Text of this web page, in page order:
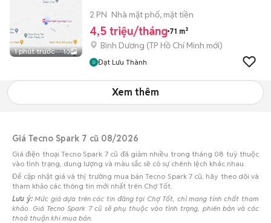
1 phút trước 10
2 PN Nhà mặt phố, mặt tiền
4,5 triệu/tháng 71 m²
Bình Dương (TP Hồ Chí Minh mới)
Đạt Lưu Thành
Xem thêm
Giá Tecno Spark 7 cũ 08/2026
Giá điện thoại Tecno Spark 7 cũ đã giảm nhiều trong tháng 08 tuỳ thuộc
vào tình trạng, dung lượng và màu sắc sẽ có sự chênh lệch khác nhau.
Để cập nhật giá và thị trường mua bán Tecno Spark 7 cũ, hãy theo dõi và
tham khảo các thông tin mới nhất trên Chợ Tốt.
Lưu ý:Mức giá dựa trên các tin đăng tại Chợ Tốt, chỉ mang tính chất tham
khảo. Giá Tecno Spark 7 cũ sẽ phụ thuộc vào tình trạng, phiên bản và các
thoả thuận khi mua bán.